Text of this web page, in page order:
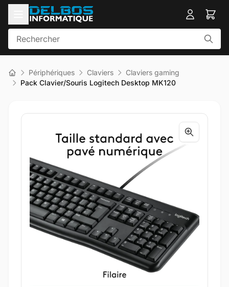
Périphériques Claviers
Claviers gaming
Pack Clavier/Souris Logitech Desktop MK120